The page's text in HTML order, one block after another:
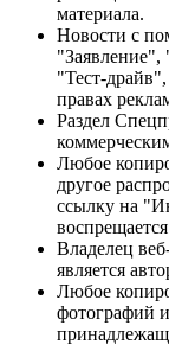
материала.
Новости с
"Тест-
правах
Раздел
Любое
другое
ссылку на
Владелец
является
Любое
фотографий